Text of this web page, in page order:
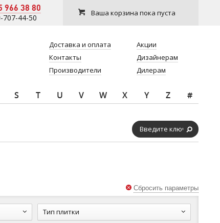
966 38 80
707-44-50 Ваша корзина пока пуста
Доставка и оплата
Контакты
Производители
Акции
Дизайнерам
Дилерам
S T U V W X Y Z #
Тип плитки
Сбросить параметры